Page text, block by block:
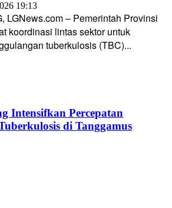
19:13
LGNews.com – Pemerintah Provinsi
koordinasi lintas sektor untuk
tuberkulosis (TBC)...
Intensifkan Percepatan
di Tanggamus